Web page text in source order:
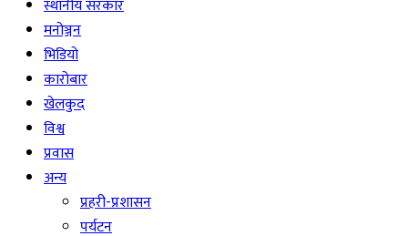
स्थानीय सरकार
मनोञ्जन
भिडियो
कारोबार
खेलकुद
विश्व
प्रवास
अन्य
प्रहरी-प्रशासन
पर्यटन